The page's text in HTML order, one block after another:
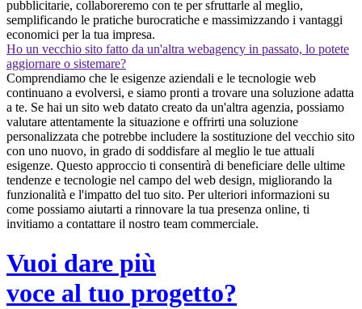
pubblicitarie, collaboreremo con te per sfruttarle al meglio,
semplificando le pratiche burocratiche e massimizzando i vantaggi
economici per la tua impresa.
Ho un vecchio sito fatto da un'altra webagency in passato, lo potete
aggiornare o sistemare?
Comprendiamo che le esigenze aziendali e le tecnologie web
continuano a evolversi, e siamo pronti a trovare una soluzione adatta
a te. Se hai un sito web datato creato da un'altra agenzia, possiamo
valutare attentamente la situazione e offrirti una soluzione
personalizzata che potrebbe includere la sostituzione del vecchio sito
con uno nuovo, in grado di soddisfare al meglio le tue attuali
esigenze. Questo approccio ti consentirà di beneficiare delle ultime
tendenze e tecnologie nel campo del web design, migliorando la
funzionalità e l'impatto del tuo sito. Per ulteriori informazioni su
come possiamo aiutarti a rinnovare la tua presenza online, ti
invitiamo a contattare il nostro team commerciale.
Vuoi dare più
voce al tuo progetto?